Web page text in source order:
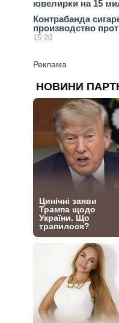
ювелирки на 15
Контрабанда
производство
15:20